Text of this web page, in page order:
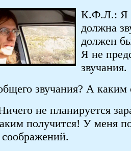
К.Ф.Л.: Я
должна
должен
Я не
звучания.
звучания? А
не планируется
получится! У меня